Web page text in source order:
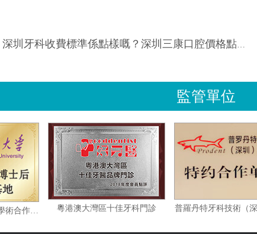
深圳牙科收費標準係點樣嘅？深圳三康口腔價格點樣？
監管單位
深圳研究生院博士後學術合作基地 粵港澳大灣區十佳牙科門診